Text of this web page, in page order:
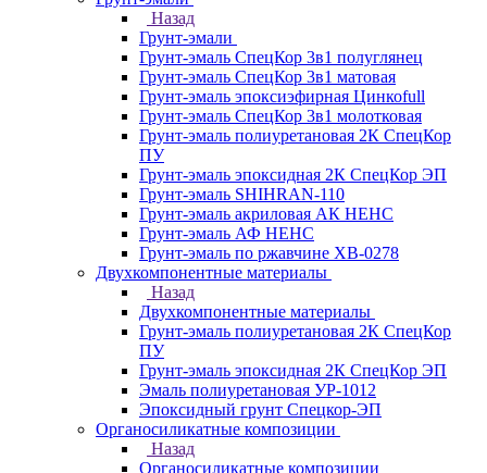
Назад
Грунт-эмали
Грунт-эмаль СпецКор 3в1 полуглянец
Грунт-эмаль СпецКор 3в1 матовая
Грунт-эмаль эпоксиэфирная Цинкоfull
Грунт-эмаль СпецКор 3в1 молотковая
Грунт-эмаль полиуретановая 2К СпецКор
ПУ
Грунт-эмаль эпоксидная 2К СпецКор ЭП
Грунт-эмаль SHIHRAN-110
Грунт-эмаль акриловая АК НЕНС
Грунт-эмаль АФ НЕНС
Грунт-эмаль по ржавчине ХВ-0278
Двухкомпонентные материалы
Назад
Двухкомпонентные материалы
Грунт-эмаль полиуретановая 2К СпецКор
ПУ
Грунт-эмаль эпоксидная 2К СпецКор ЭП
Эмаль полиуретановая УР-1012
Эпоксидный грунт Спецкор-ЭП
Органосиликатные композиции
Назад
Органосиликатные композиции